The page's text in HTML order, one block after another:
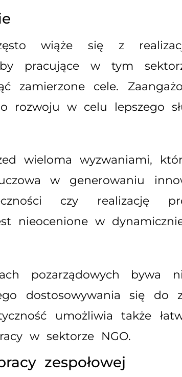
wiąże się z
pracujące w tym
zamierzone cele.
rozwoju w celu lepszego
wieloma wyzwaniami,
w generowaniu
czy realizację
nieocenione w
pozarządowych bywa
dostosowywania się do
umożliwia także
w sektorze NGO.
zespołowej